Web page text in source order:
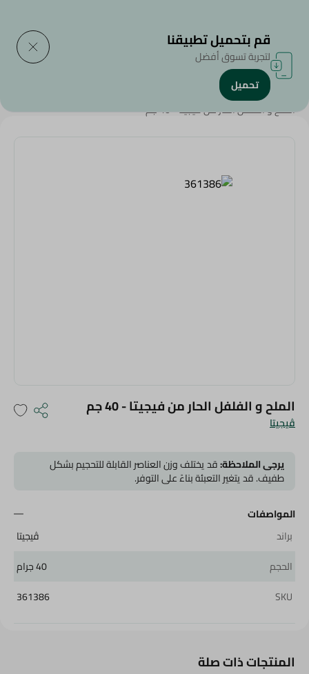
الرئيسية/منتجات البقالة
الملح و الفلفل الحار من فيجيتا - 40 جم
ڤيجيتا
الملح و الفلفل الحار من فيجيتا - 40 جم
يرجى الملاحظة:قد يختلف وزن العناصر القابلة للتحجيم بشكل
طفيف. قد يتغير التعبئة بناءً على التوفر.
المواصفات
براند
ڤيجيتا
الحجم
40 جرام
SKU
361386
المنتجات ذات صلة
قم بتحميل تطبيقنا
لتجربة تسوق أفضل
تحميل